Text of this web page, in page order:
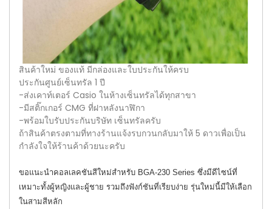
สินค้าใหม่ ของแท้ มีกล่องและใบประกันให้ครบ
ประกันศูนย์เซ็นทรัล 1 ปี
-ส่งเคาท์เตอร์ Casio ในห้างเซ็นทรัลได้ทุกสาขา
-มีสติ๊กเกอร์ CMG ที่ฝาหลังนาฬิกา
-พร้อมใบรับประกันบริษัท เซ็นทรัลครับ
ถ้าสินค้าตรงตามที่ทางร้านแจ้งรบกวนกลับมาให้ 5 ดาวเพื่อเป็น
กำลังใจให้ร้านค้าด้วยนะครับ
ขอแนะนำคอลเลคชันสีใหม่สำหรับ BGA-230 Series ซึ่งมีดีไซน์ที่
เหมาะทั้งผู้หญิงและผู้ชาย รวมถึงฟังก์ชันที่เรียบง่าย รุ่นใหม่นี้มีให้เลือก
ในสามสีหลัก